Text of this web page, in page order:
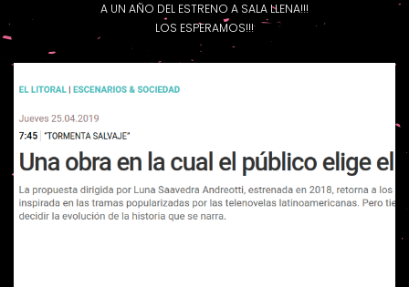
A UN AÑO DEL ESTRENO A SALA LLENA!!!
LOS ESPERAMOS!!!